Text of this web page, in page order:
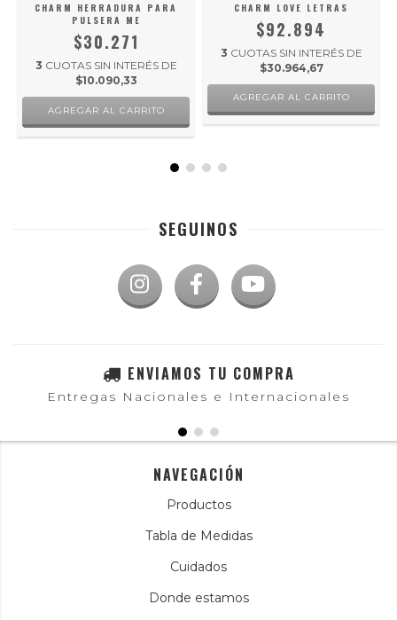
CHARM HERRADURA PARA
PULSERA ME
$30.271
3 CUOTAS SIN INTERÉS DE
$10.090,33
CHARM LOVE LETRAS
$92.894
3 CUOTAS SIN INTERÉS DE
$30.964,67
AGREGAR AL CARRITO
SEGUINOS
ENVIAMOS TU COMPRA
Entregas Nacionales e Internacionales
NAVEGACIÓN
Productos
Tabla de Medidas
Cuidados
Donde estamos